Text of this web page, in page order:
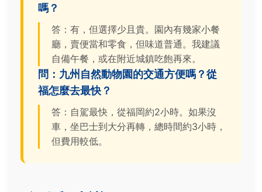
嗎？
答：有，但選擇少且貴。園內有幾家小餐
廳，賣便當和零食，但味道普通。我建議
自備午餐，或在附近城鎮吃飽再來。
問：九州自然動物園的交通方便嗎？從
福怎麼去最快？
答：自駕最快，從福岡約2小時。如果沒
車，坐巴士到大分再轉，總時間約3小時，
但費用較低。